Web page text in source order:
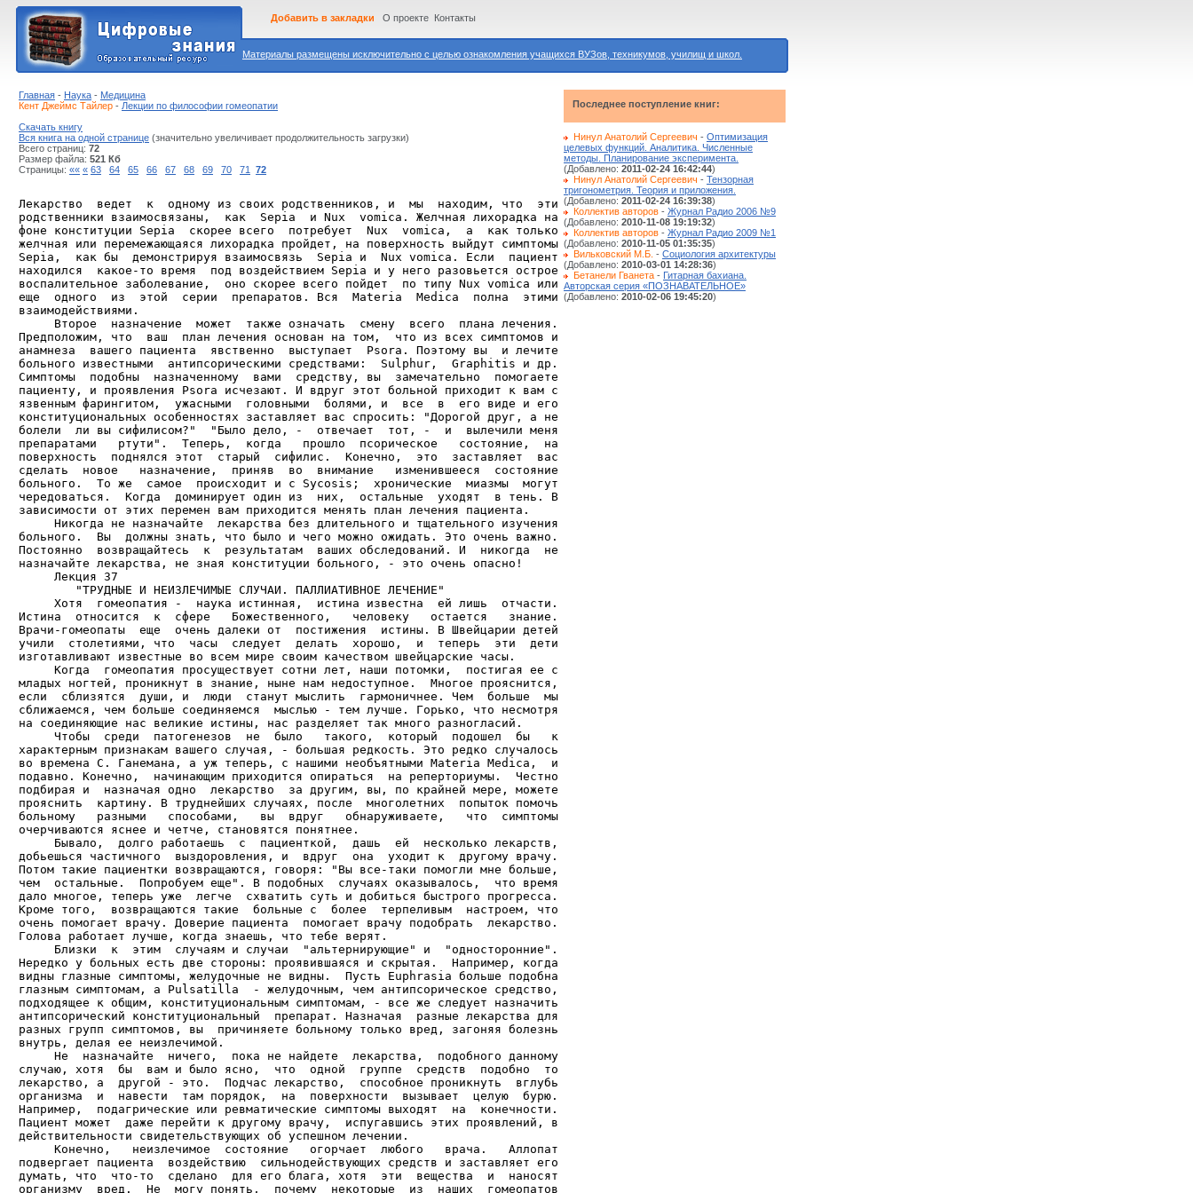
Материалы размещены исключительно с целью ознакомления учащихся ВУЗов, техникумов, училищ и школ.
Добавить в закладки О проекте Контакты
Главная - Наука - Медицина
Кент Джеймс Тайлер - Лекции по философии гомеопатии
Скачать книгу
Вся книга на одной странице (значительно увеличивает продолжительность загрузки)
Всего страниц: 72
Размер файла: 521 Кб
Страницы: «« « 63 64 65 66 67 68 69 70 71 72
Лекарство  ведет  к  одному из своих родственников, и  мы  находим, что  эти
родственники взаимосвязаны,  как  Sepia  и Nux  vomica. Желчная лихорадка на
фоне конституции Sepia  скорее всего  потребует  Nux  vomica,  а  как только
желчная или перемежающаяся лихорадка пройдет, на поверхность выйдут симптомы
Sepia,  как бы  демонстрируя взаимосвязь  Sepia и  Nux vomica. Если  пациент
находился  какое-то время  под воздействием Sepia и у него разовьется острое
воспалительное заболевание,  оно скорее всего пойдет  по типу Nux vomica или
еще  одного  из  этой  серии  препаратов. Вся  Маtеriа  Меdiса  полна  этими
взаимодействиями.
     Второе  назначение  может  также означать  смену  всего  плана лечения.
Предположим, что  ваш  план лечения основан на том,  что из всех симптомов и
анамнеза  вашего пациента  явственно  выступает  Рsorа. Поэтому вы  и лечите
больного известными  антипсорическими средствами:  Sulphur,  Graphitis и др.
Симптомы  подобны  назначенному  вами  средству, вы  замечательно  помогаете
пациенту, и проявления Psora исчезают. И вдруг этот больной приходит к вам с
язвенным фарингитом,  ужасными  головными  болями, и  все  в  его виде и его
конституциональных особенностях заставляет вас спросить: "Дорогой друг, а не
болели  ли вы сифилисом?"  "Было дело, -  отвечает  тот, -  и  вылечили меня
препаратами   ртути".  Теперь,  когда   прошло  псорическое   состояние,  на
поверхность  поднялся этот  старый  сифилис.  Конечно,  это  заставляет  вас
сделать  новое   назначение,  приняв  во  внимание   изменившееся  состояние
больного.  То же  самое  происходит и с Sycosis;  хронические  миазмы  могут
чередоваться.  Когда  доминирует один из  них,  остальные  уходят  в тень. В
зависимости от этих перемен вам приходится менять план лечения пациента.
     Никогда не назначайте  лекарства без длительного и тщательного изучения
больного.  Вы  должны знать, что было и чего можно ожидать. Это очень важно.
Постоянно  возвращайтесь  к  результатам  ваших обследований. И  никогда  не
назначайте лекарства, не зная конституции больного, - это очень опасно!
     Лекция 37
        "ТРУДНЫЕ И НЕИЗЛЕЧИМЫЕ СЛУЧАИ. ПАЛЛИАТИВНОЕ ЛЕЧЕНИЕ"
     Хотя  гомеопатия -  наука истинная,  истина известна  ей лишь  отчасти.
Истина  относится  к  сфере   Божественного,   человеку   остается   знание.
Врачи-гомеопаты  еще  очень далеки от  постижения  истины. В Швейцарии детей
учили  столетиями, что  часы  следует  делать  хорошо,  и  теперь  эти  дети
изготавливают известные во всем мире своим качеством швейцарские часы.
     Когда  гомеопатия просуществует сотни лет, наши потомки,  постигая ее с
младых ногтей, проникнут в знание, ныне нам недоступное.  Многое прояснится,
если  сблизятся  души, и  люди  станут мыслить  гармоничнее. Чем  больше  мы
сближаемся, чем больше соединяемся  мыслью - тем лучше. Горько, что несмотря
на соединяющие нас великие истины, нас разделяет так много разногласий.
     Чтобы  среди  патогенезов  не  было   такого,  который  подошел  бы   к
характерным признакам вашего случая, - большая редкость. Это редко случалось
во времена С. Ганемана, а уж теперь, с нашими необъятными Маteriа Меdiса,  и
подавно. Конечно,  начинающим приходится опираться  на реперториумы.  Честно
подбирая и  назначая одно  лекарство  за другим, вы, по крайней мере, можете
прояснить  картину. В труднейших случаях, после  многолетних  попыток помочь
больному   разными   способами,   вы  вдруг   обнаруживаете,   что  симптомы
очерчиваются яснее и четче, становятся понятнее.
     Бывало,  долго работаешь  с  пациенткой,  дашь  ей  несколько лекарств,
добьешься частичного  выздоровления, и  вдруг  она  уходит к  другому врачу.
Потом такие пациентки возвращаются, говоря: "Вы все-таки помогли мне больше,
чем  остальные.  Попробуем еще". В подобных  случаях оказывалось,  что время
дало многое, теперь уже  легче  схватить суть и добиться быстрого прогресса.
Кроме того,  возвращаются такие  больные с  более  терпеливым  настроем, что
очень помогает врачу. Доверие пациента  помогает врачу подобрать  лекарство.
Голова работает лучше, когда знаешь, что тебе верят.
     Близки  к  этим  случаям и случаи  "альтернирующие" и  "односторонние".
Нередко у больных есть две стороны: проявившаяся и скрытая.  Например, когда
видны глазные симптомы, желудочные не видны.  Пусть Euphrasia больше подобна
глазным симптомам, а Pulsatilla  - желудочным, чем антипсорическое средство,
подходящее к общим, конституциональным симптомам, - все же следует назначить
антипсорический конституциональный  препарат. Назначая  разные лекарства для
разных групп симптомов, вы  причиняете больному только вред, загоняя болезнь
внутрь, делая ее неизлечимой.
     Не  назначайте  ничего,  пока не найдете  лекарства,  подобного данному
случаю, хотя  бы  вам и было ясно,  что  одной  группе  средств  подобно  то
лекарство, а  другой - это.  Подчас лекарство,  способное проникнуть  вглубь
организма  и  навести  там порядок,  на  поверхности  вызывает  целую  бурю.
Например,  подагрические или ревматические симптомы выходят  на  конечности.
Пациент может  даже перейти к другому врачу,  испугавшись этих проявлений, в
действительности свидетельствующих об успешном лечении.
     Конечно,   неизлечимое  состояние   огорчает  любого   врача.   Аллопат
подвергает пациента  воздействию  сильнодействующих средств и заставляет его
думать, что  что-то  сделано  для его блага, хотя  эти  вещества  и  наносят
организму  вред.  Не  могу понять,  почему  некоторые  из  наших  гомеопатов
Последнее поступление книг:
Нинул Анатолий Сергеевич - Оптимизация
целевых функций. Аналитика. Численные
методы. Планирование эксперимента.
(Добавлено: 2011-02-24 16:42:44)
Нинул Анатолий Сергеевич - Тензорная
тригонометрия. Теория и приложения.
(Добавлено: 2011-02-24 16:39:38)
Коллектив авторов - Журнал Радио 2006 №9
(Добавлено: 2010-11-08 19:19:32)
Коллектив авторов - Журнал Радио 2009 №1
(Добавлено: 2010-11-05 01:35:35)
Вильковский М.Б. - Социология архитектуры
(Добавлено: 2010-03-01 14:28:36)
Бетанели Гванета - Гитарная бахиана.
Авторская серия «ПОЗНАВАТЕЛЬНОЕ»
(Добавлено: 2010-02-06 19:45:20)